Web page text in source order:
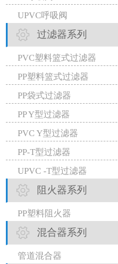
UPVC呼吸阀
过滤器系列
PVC塑料篮式过滤器
PP塑料篮式过滤器
PP袋式过滤器
PP Y型过滤器
PVC Y型过滤器
PP-T型过滤器
UPVC -T型过滤器
阻火器系列
PP塑料阻火器
混合器系列
管道混合器